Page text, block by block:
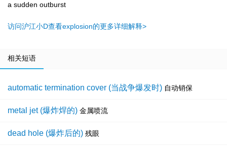
a sudden outburst
访问沪江小D查看explosion的更多详细解释>
相关短语
automatic termination cover (当战争爆发时) 自动销保
metal jet (爆炸焊的) 金属喷流
dead hole (爆炸后的) 残眼